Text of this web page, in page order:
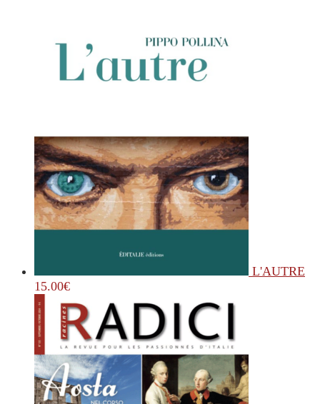
L'AUTRE
15.00€